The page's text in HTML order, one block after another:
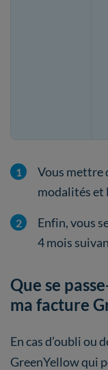
Vous mettre
modalités et
Enfin, vous
4 mois
Que se
ma facture
En cas d’oubli ou
GreenYellow qui